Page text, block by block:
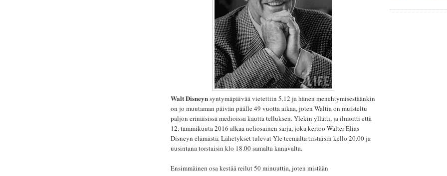
Walt Disneynsyntymäpäivää vietettiin 5.12 ja hänen menehtymisestäänkin
on jo muutaman päivän päälle 49 vuotta aikaa, joten Waltia on muisteltu
paljon erinäisissä medioissa kautta telluksen. Ylekin yllätti, ja ilmoitti että
12. tammikuuta 2016 alkaa neliosainen sarja, joka kertoo Walter Elias
Disneyn elämästä. Lähetykset tulevat Yle teemalta tiistaisin kello 20.00 ja
uusintana torstaisin klo 18.00 samalta kanavalta.
Ensimmäinen osa kestää reilut 50 minuuttia, joten mistään